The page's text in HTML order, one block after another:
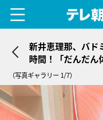
新井恵理那、バド
時間！「だんだん
なってきました（
（写真ギャラリー 1/7）